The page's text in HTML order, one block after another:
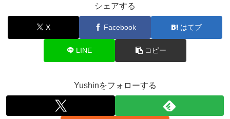
シェアする
X Facebook はてブ
LINE コピー
Yushinをフォローする